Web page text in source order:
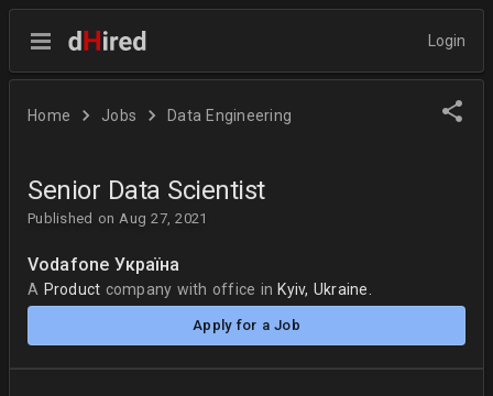
Login
Home Jobs Data Engineering
Senior Data Scientist
Published on Aug 27, 2021
Vodafone Україна
A Product company with office in Kyiv, Ukraine.
Apply for a Job